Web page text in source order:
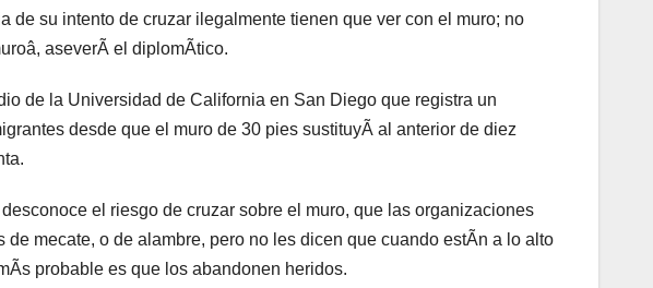
de su intento de cruzar ilegalmente tienen que ver con el muro; no
aseverÃ el diplomÃtico.
de la Universidad de California en San Diego que registra un
desde que el muro de 30 pies sustituyÃ al anterior de diez
el riesgo de cruzar sobre el muro, que las organizaciones
mecate, o de alambre, pero no les dicen que cuando estÃn a lo alto
probable es que los abandonen heridos.